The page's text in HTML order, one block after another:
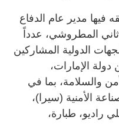
مدير عام الدفاع
المطروشي، عدداً
الدولية المشاركين
الإمارات،
والسلامة، بما في
الأمنية (سيرا)،
راديو، طبارة،